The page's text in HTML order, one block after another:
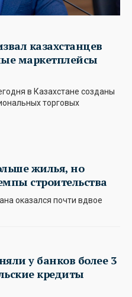
казахстанцев
маркетплейсы
в Казахстане созданы
торговых
жилья, но
строительства
оказался почти вдвое
у банков более 3
кредиты